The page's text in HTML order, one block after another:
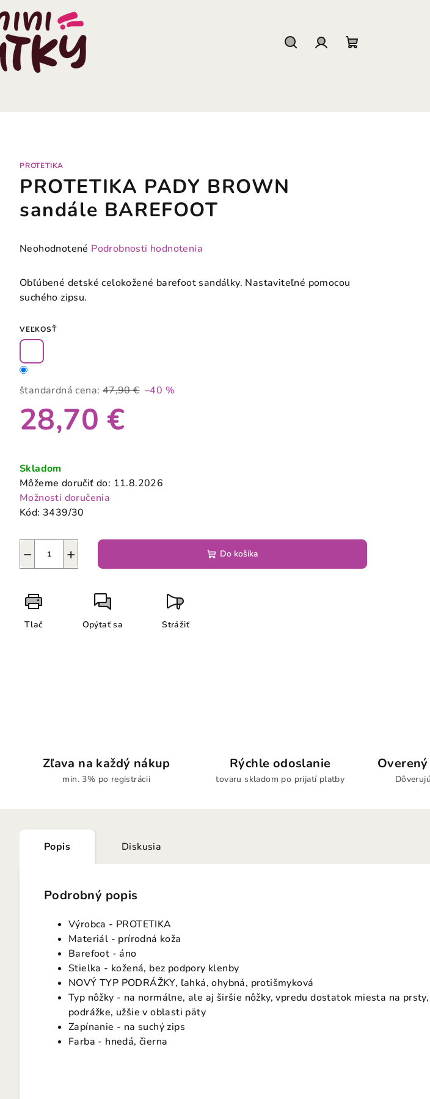
PROTETIKA
PROTETIKA PADY BROWN
sandále BAREFOOT
Priemerné
produktu
5
Neohodnotené Podrobnosti hodnotenia
Obľúbené detské celokožené barefoot sandálky. Nastaviteľné pomocou
suchého zipsu.
VEĽKOSŤ
štandardná cena: 47,90 € –40 %
28,70 €
cena:
Skladom
Môžeme doručiť do: 11.8.2026
Možnosti doručenia
Kód: 3439/30
+
− Do košíka
Tlač Opýtať sa Strážiť
Zľava na každý nákup
min. 3% po registrácii
Rýchle odoslanie
tovaru skladom po prijatí platby
Popis Diskusia
Podrobný popis
Výrobca - PROTETIKA
Materiál - prírodná koža
Barefoot - áno
Stielka - kožená, bez podpory klenby
NOVÝ TYP PODRÁŽKY, ľahká, ohybná, protišmyková
Typ nôžky - na normálne, ale aj širšie nôžky, vpredu dostatok miesta na
podrážke, užšie v oblasti päty
Zapínanie - na suchý zips
Farba - hnedá, čierna